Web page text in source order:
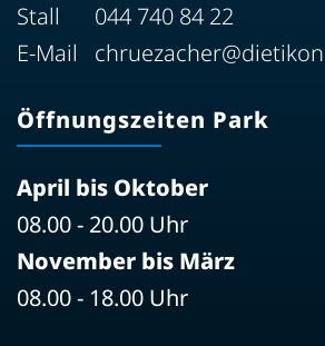
Stall
044 740 84 22
E-Mail
Öffnungszeiten Park
April bis Oktober
08.00 - 20.00 Uhr
November bis März
08.00 - 18.00 Uhr